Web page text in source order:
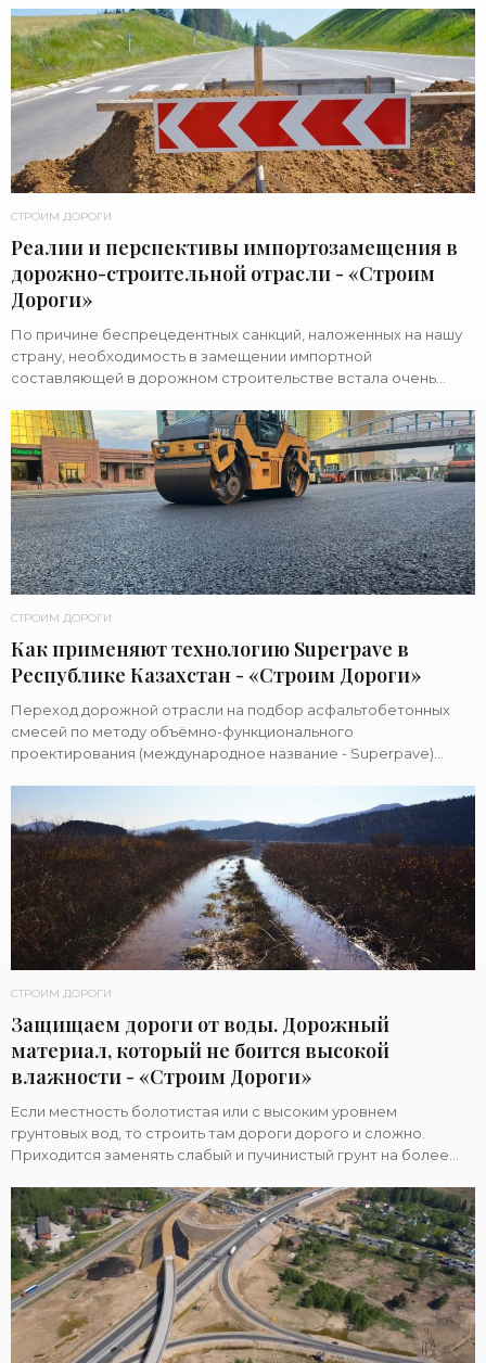
СТРОИМ ДОРОГИ
Реалии и перспективы импортозамещения в
дорожно-строительной отрасли - «Строим
Дороги»
По причине беспрецедентных санкций, наложенных на нашу
страну, необходимость в замещении импортной
составляющей в дорожном строительстве встала очень
СТРОИМ ДОРОГИ
Как применяют технологию Superpave в
Республике Казахстан - «Строим Дороги»
Переход дорожной отрасли на подбор асфальтобетонных
смесей по методу объёмно-функционального
проектирования (международное название - Superpave)
СТРОИМ ДОРОГИ
Защищаем дороги от воды. Дорожный
материал, который не боится высокой
влажности - «Строим Дороги»
Если местность болотистая или с высоким уровнем
грунтовых вод, то строить там дороги дорого и сложно.
Приходится заменять слабый и пучинистый грунт на более